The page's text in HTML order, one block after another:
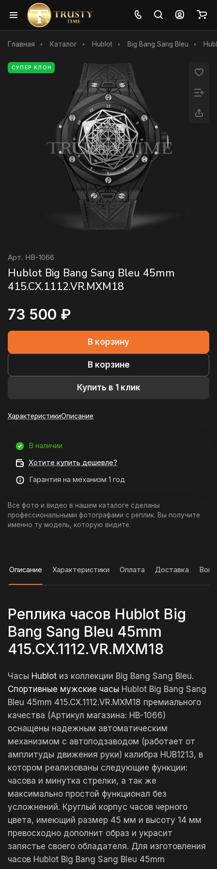
Главная Каталог Hublot Big Bang Sang Bleu
СУПЕР КЛОН
Арт. HB-1066
Hublot Big Bang Sang Bleu 45mm
415.CX.1112.VR.MXM18
73 500 ₽
В корзину
В корзине
Купить в 1 клик
ХарактеристикиОписание
В наличии
Хотите купить дешевле?
Гарантия на механизм 1 год
Все фото и видео в нашем каталоге сделаны
профессиональными фотографами с реплик. Вы получите
именно ту модель, которую видите.
Описание Характеристики Оплата Доставка
Реплика часов Hublot Big
Bang Sang Bleu 45mm
415.CX.1112.VR.MXM18
Часы Hublot из коллекции Big Bang Sang Bleu.
Спортивные мужские часы Hublot Big Bang Sang
Bleu 45mm 415.CX.1112.VR.MXM18 премиального
качества (Артикул магазина: HB-1066)
оснащены надежным автоматическим
механизмом с автоподзаводом (работает от
амплитуды движения руки) калибра HUB1213, в
котором реализованы следующие функции:
часова и минутка стрелки, а так же
максимально простой функционал без
усложнений. Круглый корпус часов черного
цвета, имеющий размер 45 мм и высоту 14 мм
превосходно дополнит образ и украсит
запястье своего обладателя. Для изготовления
часов Hublot Big Bang Sang Bleu 45mm